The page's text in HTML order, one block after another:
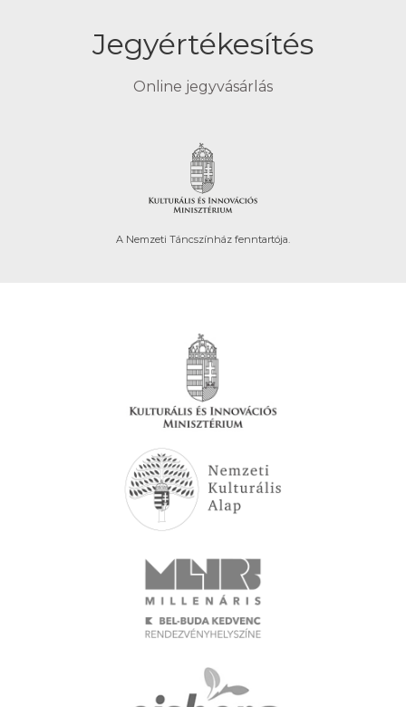
Jegyértékesítés
Online jegyvásárlás
A Nemzeti Táncszínház fenntartója.